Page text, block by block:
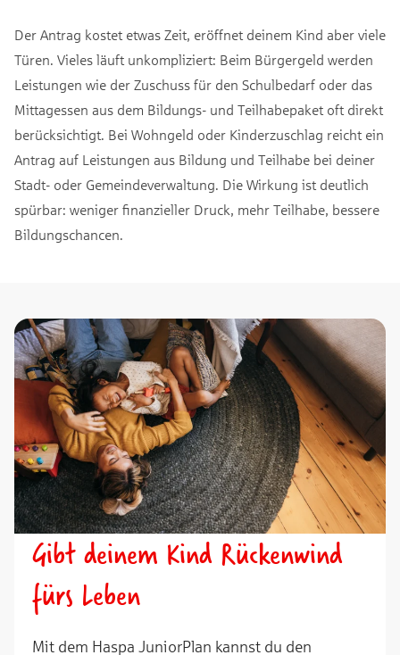
Der Antrag kostet etwas Zeit, eröffnet deinem Kind aber viele
Türen. Vieles läuft unkompliziert: Beim Bürgergeld werden
Leistungen wie der Zuschuss für den Schulbedarf oder das
Mittagessen aus dem Bildungs- und Teilhabepaket oft direkt
berücksichtigt. Bei Wohngeld oder Kinderzuschlag reicht ein
Antrag auf Leistungen aus Bildung und Teilhabe bei deiner
Stadt- oder Gemeindeverwaltung. Die Wirkung ist deutlich
spürbar: weniger finanzieller Druck, mehr Teilhabe, bessere
Bildungschancen.
Gibt deinem Kind Rückenwind
fürs Leben
Mit dem Haspa JuniorPlan kannst du den